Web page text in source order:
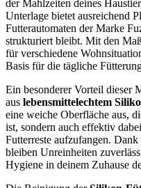
der Mahlzeiten deines
Unterlage bietet ausreichend
Futterautomaten der Marke
strukturiert bleibt. Mit den
für verschiedene
Basis für die tägliche
Ein besonderer Vorteil dieser
aus lebensmittelechtem
eine weiche Oberfläche aus,
ist, sondern auch effektiv
Futterreste aufzufangen. Dank
bleiben Unreinheiten
Hygiene in deinem Zuhause